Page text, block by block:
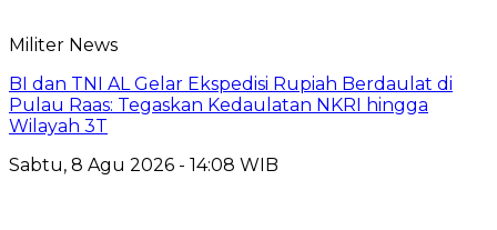
Militer News
BI dan TNI AL Gelar Ekspedisi Rupiah Berdaulat di
Pulau Raas: Tegaskan Kedaulatan NKRI hingga
Wilayah 3T
Sabtu, 8 Agu 2026 - 14:08 WIB